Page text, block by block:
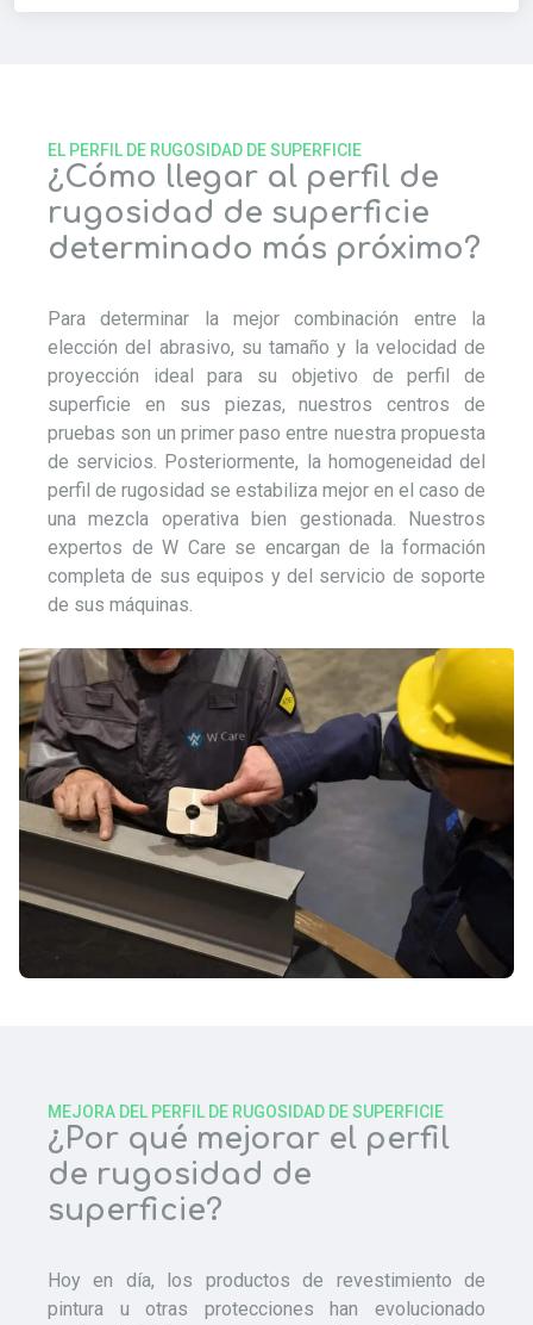
¿Cómo llegar al perfil de
rugosidad de superficie
determinado más próximo?
EL PERFIL DE RUGOSIDAD DE SUPERFICIE
Para determinar la mejor combinación entre la
elección del abrasivo, su tamaño y la velocidad de
proyección ideal para su objetivo de perfil de
superficie en sus piezas, nuestros centros de
pruebas son un primer paso entre nuestra propuesta
de servicios. Posteriormente, la homogeneidad del
perfil de rugosidad se estabiliza mejor en el caso de
una mezcla operativa bien gestionada. Nuestros
expertos de W Care se encargan de la formación
completa de sus equipos y del servicio de soporte
de sus máquinas.
¿Por qué mejorar el perfil
de rugosidad de
superficie?
MEJORA DEL PERFIL DE RUGOSIDAD DE SUPERFICIE
Hoy en día, los productos de revestimiento de
pintura u otras protecciones han evolucionado